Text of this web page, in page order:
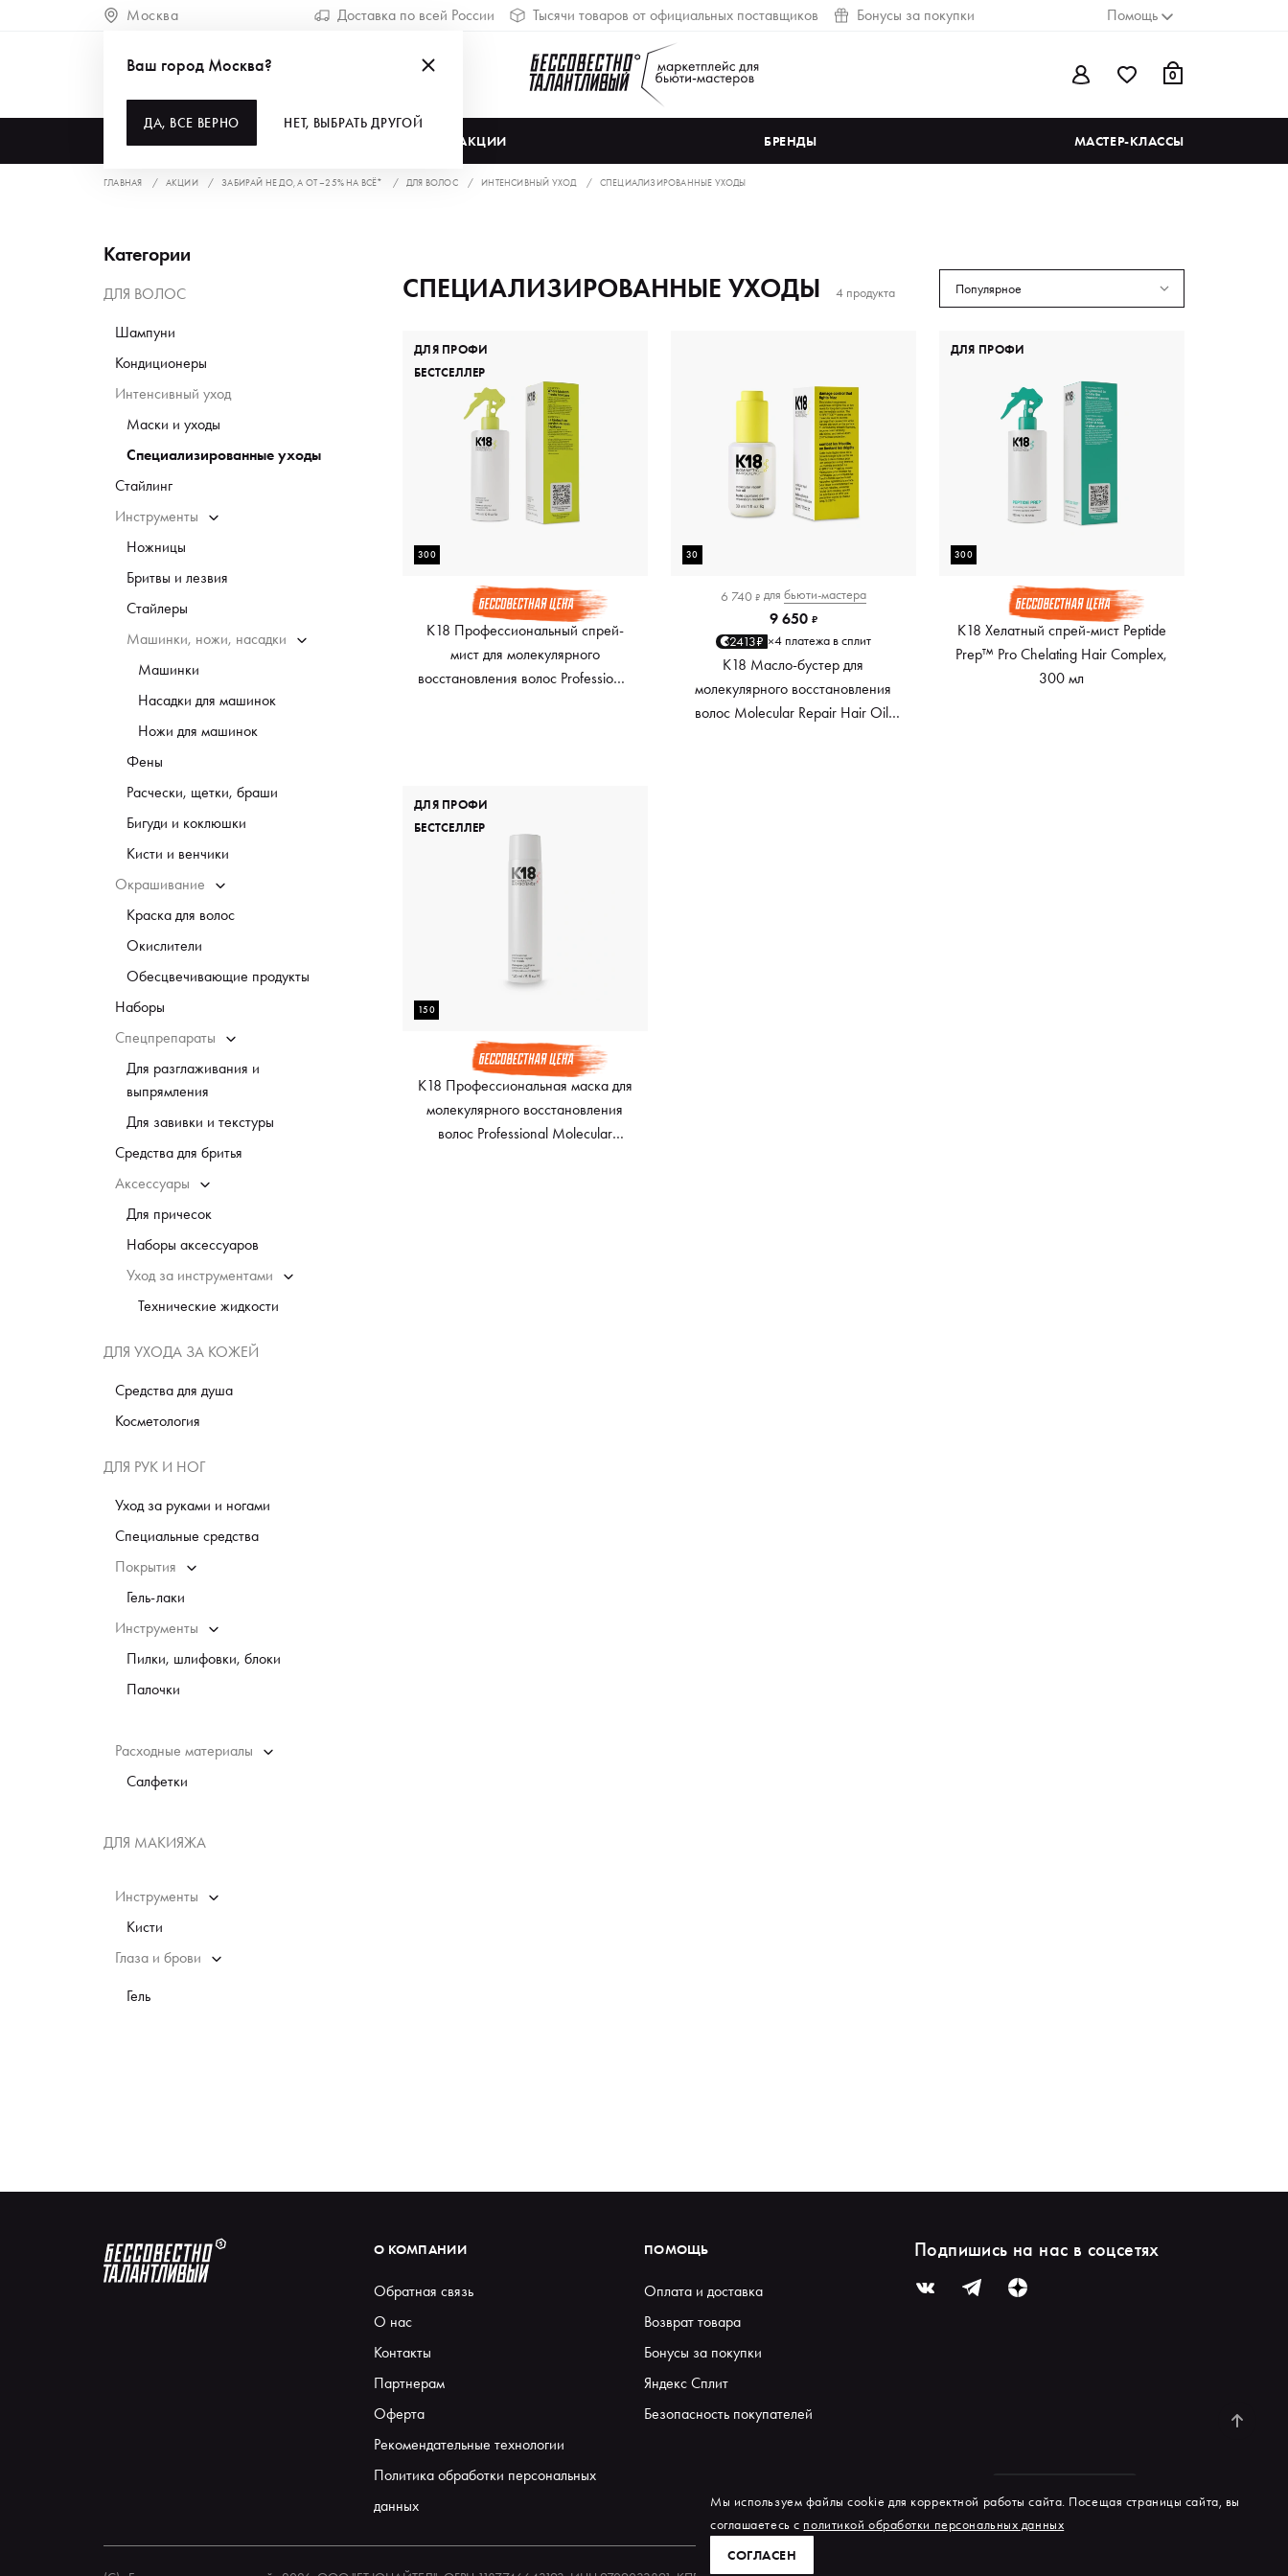
Москва Доставка по всей России Тысячи товаров от официальных поставщиков Бонусы за покупки Помощь
0
АКЦИИ БРЕНДЫ МАСТЕР-КЛАССЫ
Ваш город Москва?
ДА, ВСЕ ВЕРНО НЕТ, ВЫБРАТЬ ДРУГОЙ
ГЛАВНАЯ АКЦИИ ЗАБИРАЙ НЕ ДО, А ОТ –25% НА ВСЁ* ДЛЯ ВОЛОС ИНТЕНСИВНЫЙ УХОД СПЕЦИАЛИЗИРОВАННЫЕ УХОДЫ
Категории
ДЛЯ ВОЛОС
Шампуни
Кондиционеры
Интенсивный уход
Маски и уходы
Специализированные уходы
Стайлинг
Инструменты
Ножницы
Бритвы и лезвия
Стайлеры
Машинки, ножи, насадки
Машинки
Насадки для машинок
Ножи для машинок
Фены
Расчески, щетки, браши
Бигуди и коклюшки
Кисти и венчики
Окрашивание
Краска для волос
Окислители
Обесцвечивающие продукты
Наборы
Спецпрепараты
Для разглаживания и
выпрямления
Для завивки и текстуры
Средства для бритья
Аксессуары
Для причесок
Наборы аксессуаров
Уход за инструментами
Технические жидкости
ДЛЯ УХОДА ЗА КОЖЕЙ
Средства для душа
Косметология
ДЛЯ РУК И НОГ
Уход за руками и ногами
Специальные средства
Покрытия
Гель-лаки
Инструменты
Пилки, шлифовки, блоки
Палочки
Расходные материалы
Салфетки
ДЛЯ МАКИЯЖА
Инструменты
Кисти
Глаза и брови
Гель
СПЕЦИАЛИЗИРОВАННЫЕ УХОДЫ 4 продукта Популярное
300
K18 Профессиональный спрей-
мист для молекулярного
восстановления волос Professional
ДЛЯ ПРОФИ
БЕСТСЕЛЛЕР
30
6 740 ₽ для бьюти-мастера
9 650 ₽
2413₽ ×4 платежа в сплит
K18 Масло-бустер для
молекулярного восстановления
волос Molecular Repair Hair Oil,
300
K18 Хелатный спрей-мист Peptide
Prep™ Pro Chelating Hair Complex,
300 мл
ДЛЯ ПРОФИ
150
K18 Профессиональная маска для
молекулярного восстановления
волос Professional Molecular
ДЛЯ ПРОФИ
БЕСТСЕЛЛЕР
О КОМПАНИИ
Обратная связь
О нас
Контакты
Партнерам
Оферта
Рекомендательные технологии
Политика обработки персональных
данных
ПОМОЩЬ
Оплата и доставка
Возврат товара
Бонусы за покупки
Яндекс Сплит
Безопасность покупателей
Подпишись на нас в соцсетях
Мы используем файлы cookie для корректной работы сайта. Посещая страницы сайта, вы
соглашаетесь с политикой обработки персональных данных
СОГЛАСЕН